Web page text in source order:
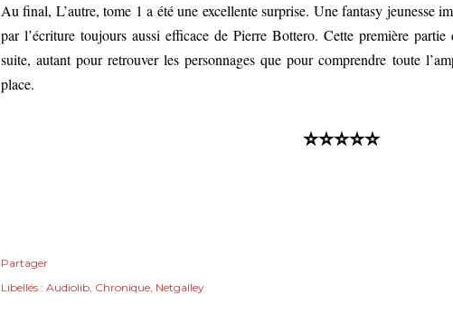
Au final, L’autre, tome 1 a été une excellente surprise. Une fantasy jeunesse
par l’écriture toujours aussi efficace de Pierre Bottero. Cette première
suite, autant pour retrouver les personnages que pour comprendre toute
place.
⭐⭐⭐⭐⭐
Partager
Libellés : Audiolib Chronique Netgalley